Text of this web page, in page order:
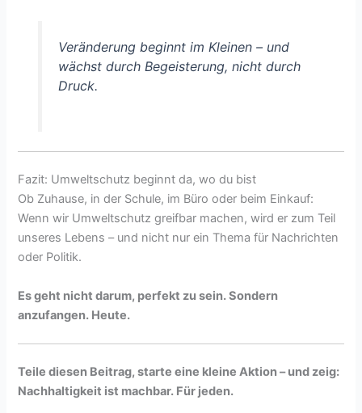
Veränderung beginnt im Kleinen – und
wächst durch Begeisterung, nicht durch
Druck.
Fazit: Umweltschutz beginnt da, wo du bist
Ob Zuhause, in der Schule, im Büro oder beim Einkauf:
Wenn wir Umweltschutz greifbar machen, wird er zum Teil
unseres Lebens – und nicht nur ein Thema für Nachrichten
oder Politik.
Es geht nicht darum, perfekt zu sein. Sondern
anzufangen. Heute.
Teile diesen Beitrag, starte eine kleine Aktion – und zeig:
Nachhaltigkeit ist machbar. Für jeden.